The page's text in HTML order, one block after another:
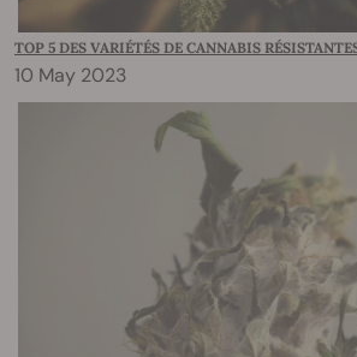
TOP 5 DES VARIÉTÉS DE CANNABIS
10 May 2023